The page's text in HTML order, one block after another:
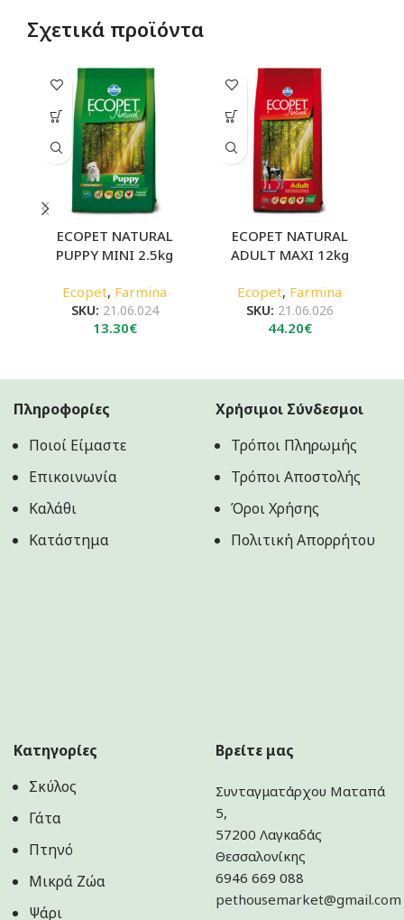
Σχετικά προϊόντα
ECOPET NATURAL
PUPPY MINI 2.5kg
Ecopet, Farmina
SKU: 21.06.024
13.30€
ECOPET NATURAL
ADULT MAXI 12kg
Ecopet, Farmina
SKU: 21.06.026
44.20€
Πληροφορίες
Ποιοί Είμαστε
Επικοινωνία
Καλάθι
Κατάστημα
Χρήσιμοι Σύνδεσμοι
Τρόποι Πληρωμής
Τρόποι Αποστολής
Όροι Χρήσης
Πολιτική Aπορρήτου
Κατηγορίες
Σκύλος
Γάτα
Πτηνό
Μικρά Ζώα
Ψάρι
Βρείτε μας
Συνταγματάρχου Ματαπά
5,
57200 Λαγκαδάς
Θεσσαλονίκης
6946 669 088
pethousemarket@gmail.com